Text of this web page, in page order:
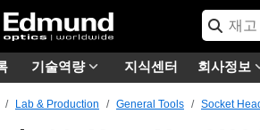
기술역량 지식센터 회사정보
Lab & Production General Tools Socket